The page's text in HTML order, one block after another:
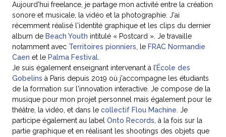
Aujourd'hui freelance, je partage mon activité entre la création
sonore et musicale, la vidéo et la photographie. J'ai
récemment réalisé l'identité graphique et les clips du dernier
album de Beach Youth intitulé « Postcard ». Je travaille
notamment avec Territoires pionniers, le FRAC Normandie
Caen et le Palma Festival.
Je suis également enseignant intervenant à l’École des
Gobelins à Paris depuis 2019 où j'accompagne les étudiants
de la formation sur l'innovation interactive. Je compose de la
musique pour mon projet personnel mais également pour le
théâtre, la vidéo, et dans le collectif Flou Machine. Je
participe également au label Onto Records, à la fois sur la
partie graphique et en réalisant les shootings des objets que